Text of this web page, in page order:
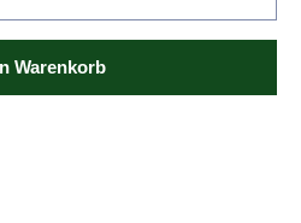
Warenkorb